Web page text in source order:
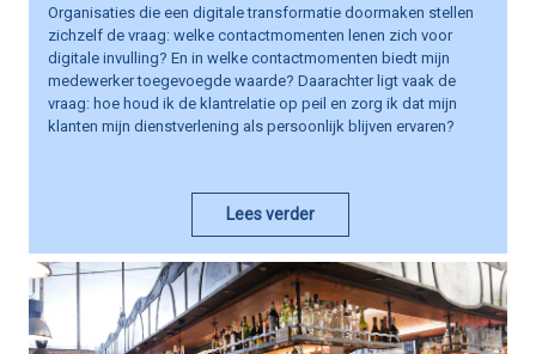
Organisaties die een digitale transformatie doormaken stellen
zichzelf de vraag: welke contactmomenten lenen zich voor
digitale invulling? En in welke contactmomenten biedt mijn
medewerker toegevoegde waarde? Daarachter ligt vaak de
vraag: hoe houd ik de klantrelatie op peil en zorg ik dat mijn
klanten mijn dienstverlening als persoonlijk blijven ervaren?
Lees verder